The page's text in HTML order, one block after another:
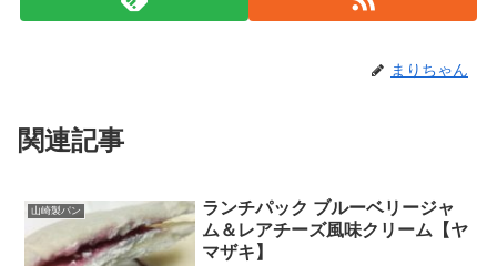
まりちゃん
関連記事
山崎製パン
ランチパック ブルーベリージャ
ム＆レアチーズ風味クリーム【ヤ
マザキ】